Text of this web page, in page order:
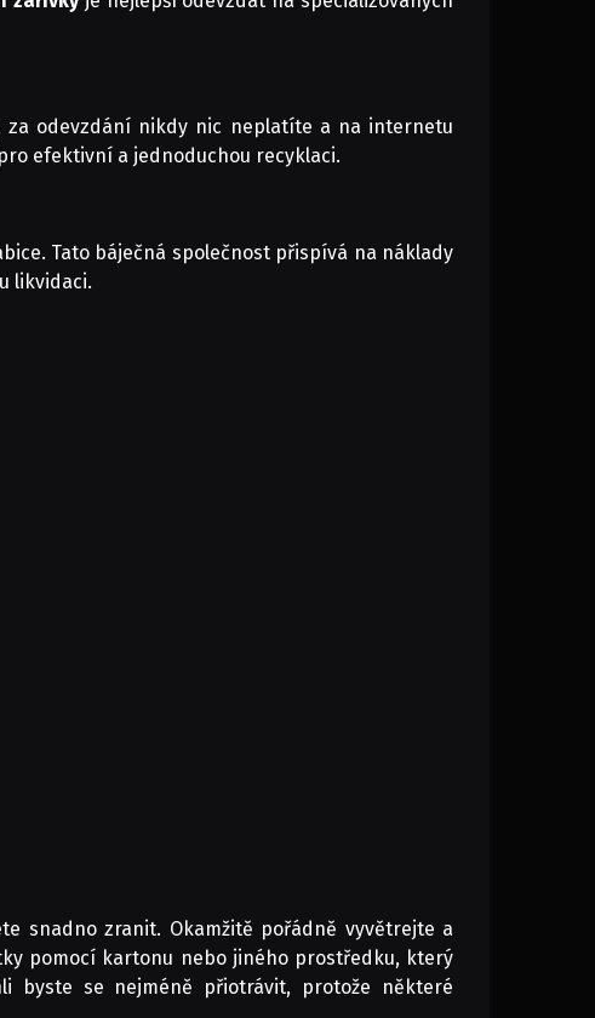
za odevzdání nikdy nic neplatíte a na internetu
efektivní a jednoduchou recyklaci.
Tato báječná společnost přispívá na náklady
likvidaci.
snadno zranit. Okamžitě pořádně vyvětrejte a
pomocí kartonu nebo jiného prostředku, který
byste se nejméně přiotrávit, protože některé